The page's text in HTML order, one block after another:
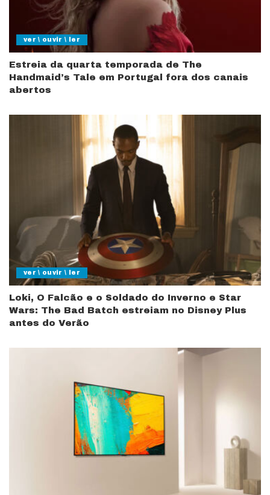
ver \ ouvir \ ler
Estreia da quarta temporada de The
Handmaid’s Tale em Portugal fora dos canais
abertos
ver \ ouvir \ ler
Loki, O Falcão e o Soldado do Inverno e Star
Wars: The Bad Batch estreiam no Disney Plus
antes do Verão